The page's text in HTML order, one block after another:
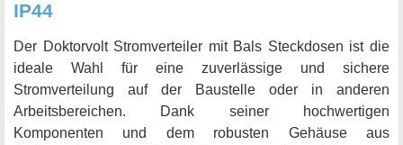
IP44
Der Doktorvolt Stromverteiler mit Bals Steckdosen ist die
ideale Wahl für eine zuverlässige und sichere
Stromverteilung auf der Baustelle oder in anderen
Arbeitsbereichen. Dank seiner hochwertigen
Komponenten und dem robusten Gehäuse aus